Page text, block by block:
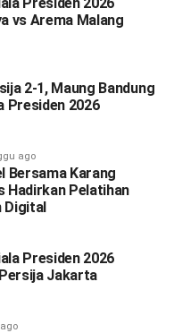
vs Arema Malang
2-1, Maung Bandung
Presiden 2026
ago
Bersama Karang
Hadirkan Pelatihan
Digital
Presiden 2026
Jakarta